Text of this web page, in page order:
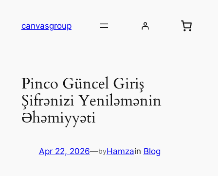
canvasgroup
Pinco Güncel Giriş
Şifrənizi Yeniləmənin
Əhəmiyyəti
Apr 22, 2026—byHamzain Blog